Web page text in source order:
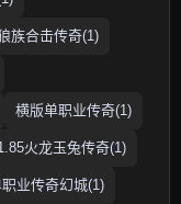
族合击传奇(1)
横版单职业传奇(1)
火龙玉兔传奇(1)
业传奇幻城(1)